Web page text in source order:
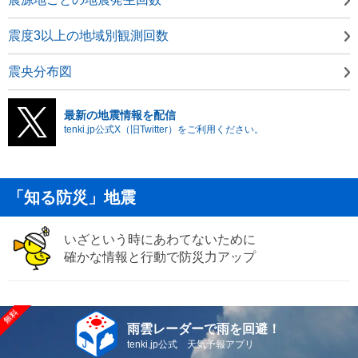
震度3以上の地域別観測回数
震央分布図
最新の地震情報を配信
tenki.jp公式X（旧Twitter）をご利用ください。
「知る防災」地震
いざという時にあわてないために
確かな情報と行動で防災力アップ
雨雲レーダーで雨を回避！
tenki.jp公式 天気予報アプリ